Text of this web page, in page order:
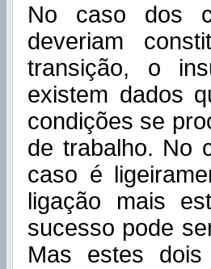
No caso dos
deveriam
transição, o
existem dados
condições se
de trabalho. No
caso é
ligação mais
sucesso pode
Mas estes